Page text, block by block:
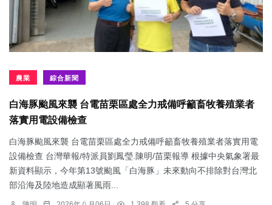
農業 綜合新聞
白海豚颱風來襲 台電苗栗區處全力戒備呼籲畜牧養殖業者
落實用電設備檢查
白海豚颱風來襲 台電苗栗區處全力戒備呼籲畜牧養殖業者落實用電
設備檢查 台灣華報/特派員劉鳳瑩.陳明/苗栗報導 根據中央氣象署最
新資料顯示，今年第13號颱風「白海豚」未來動向不排除對台灣北
部沿海及陸地造成顯著風雨...